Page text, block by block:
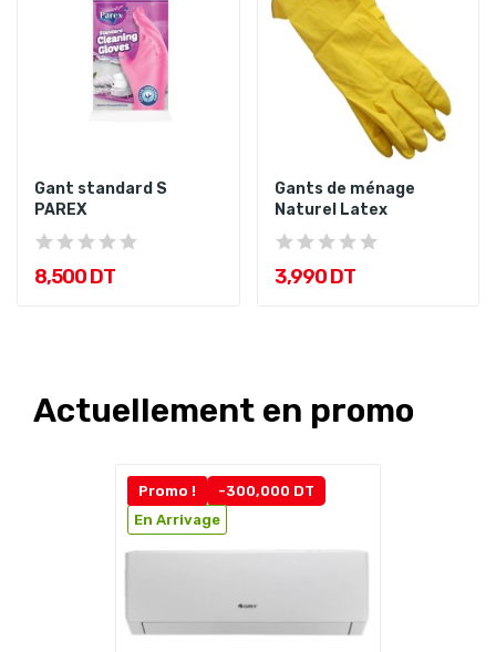
Gant standard S
PAREX
8,500 DT
Gants de ménage
Naturel Latex
3,990 DT
Actuellement en promo
Promo !
-300,000 DT
En Arrivage